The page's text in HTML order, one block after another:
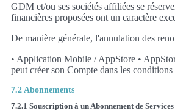
GDM et/ou ses sociétés affiliées se
financières proposées ont un caractère
De manière générale, l'annulation des
• Application Mobile / AppStore •
peut créer son Compte dans les
7.2 Abonnements
7.2.1 Souscription à un Abonnement de Services